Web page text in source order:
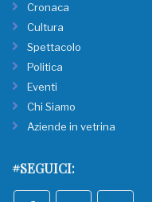
Cronaca
Cultura
Spettacolo
Politica
Eventi
Chi Siamo
Aziende in vetrina
#SEGUICI: